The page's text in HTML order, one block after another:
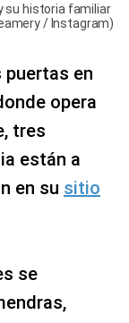
su historia familiar
/ Instagram)
puertas en
opera
tres
están a
en su sitio
se